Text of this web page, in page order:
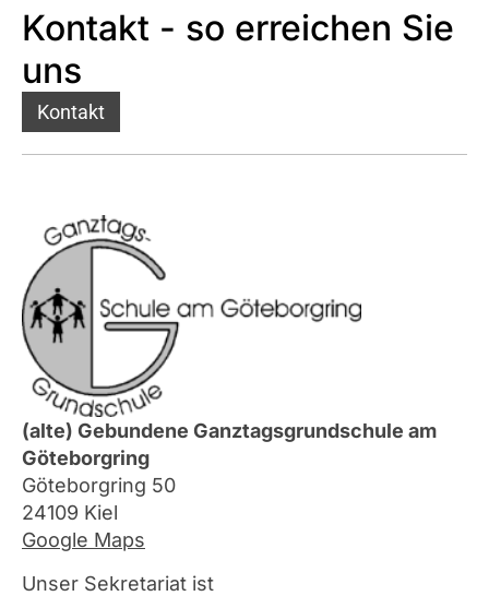
Kontakt - so erreichen Sie
uns
Kontakt
(alte) Gebundene Ganztagsgrundschule am
Göteborgring
Göteborgring 50
24109 Kiel
Google Maps
Unser Sekretariat ist